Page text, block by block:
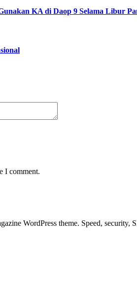
KA di Daop 9 Selama Libur
I comment.
WordPress theme. Speed,